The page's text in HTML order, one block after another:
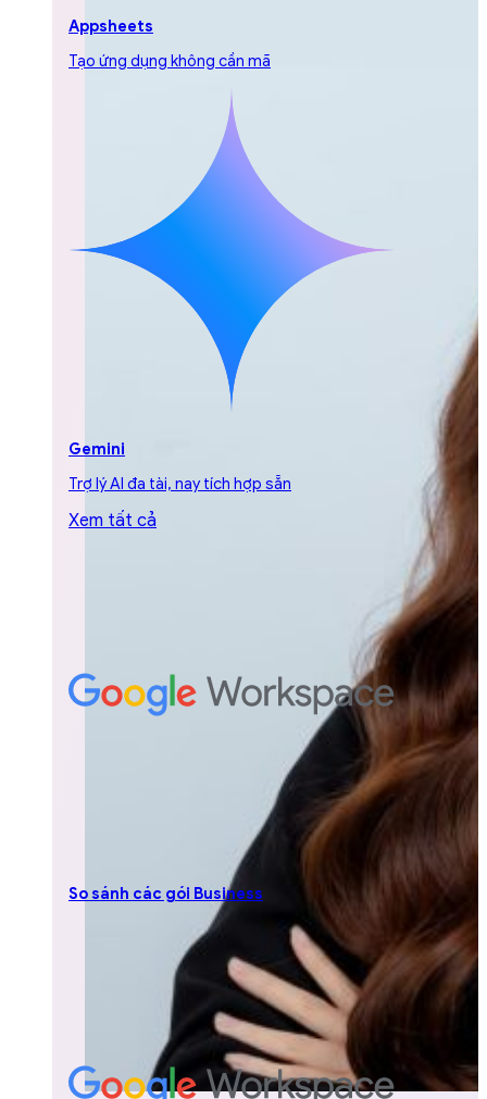
Appsheets
Tạo ứng dụng không cần mã
Gemini
Trợ lý AI đa tài, nay tích hợp sẵn
Xem tất cả
So sánh các gói Business